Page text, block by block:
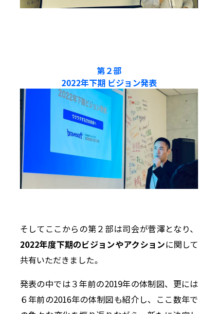
第２部
2022年下期 ビジョン発表
そしてここからの第２部は司会が菅澤となり、
2022年度下期のビジョンやアクションに関して
共有いただきました。
発表の中では３年前の2019年の体制図、更には
６年前の2016年の体制図も紹介し、ここ数年で